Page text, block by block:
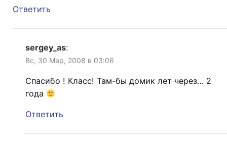
Ответить
sergey_as:
Вс, 30 Мар, 2008 в 03:06
Спасибо ! Класс! Там-бы домик лет через… 2
года
Ответить